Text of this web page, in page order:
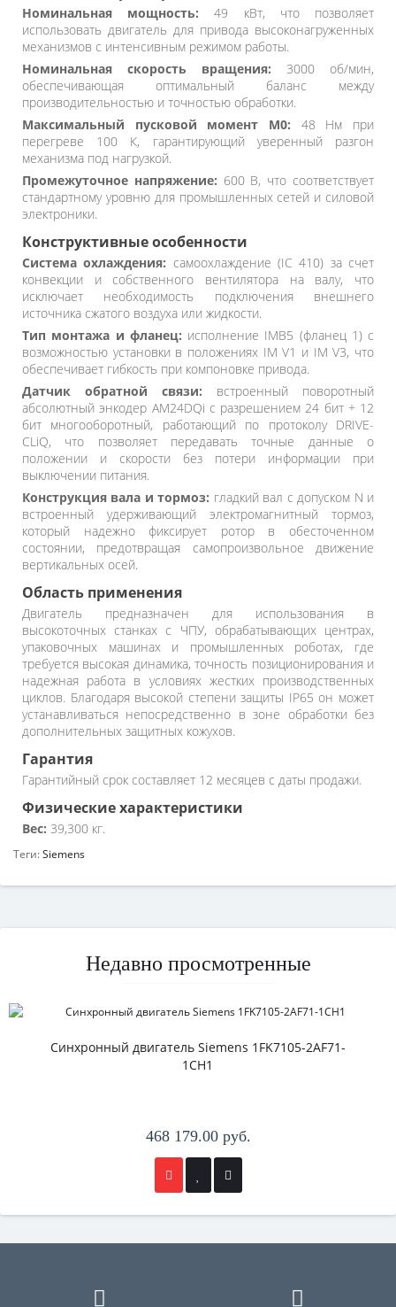
Номинальная мощность: 49 кВт, что позволяет
использовать двигатель для привода высоконагруженных
механизмов с интенсивным режимом работы.
Номинальная скорость вращения: 3000 об/мин,
обеспечивающая оптимальный баланс между
производительностью и точностью обработки.
Максимальный пусковой момент M0: 48 Нм при
перегреве 100 К, гарантирующий уверенный разгон
механизма под нагрузкой.
Промежуточное напряжение: 600 В, что соответствует
стандартному уровню для промышленных сетей и силовой
электроники.
Конструктивные особенности
Система охлаждения: самоохлаждение (IC 410) за счет
конвекции и собственного вентилятора на валу, что
исключает необходимость подключения внешнего
источника сжатого воздуха или жидкости.
Тип монтажа и фланец: исполнение IMB5 (фланец 1) с
возможностью установки в положениях IM V1 и IM V3, что
обеспечивает гибкость при компоновке привода.
Датчик обратной связи: встроенный поворотный
абсолютный энкодер AM24DQi с разрешением 24 бит + 12
бит многооборотный, работающий по протоколу DRIVE-
CLiQ, что позволяет передавать точные данные о
положении и скорости без потери информации при
выключении питания.
Конструкция вала и тормоз: гладкий вал с допуском N и
встроенный удерживающий электромагнитный тормоз,
который надежно фиксирует ротор в обесточенном
состоянии, предотвращая самопроизвольное движение
вертикальных осей.
Область применения
Двигатель предназначен для использования в
высокоточных станках с ЧПУ, обрабатывающих центрах,
упаковочных машинах и промышленных роботах, где
требуется высокая динамика, точность позиционирования и
надежная работа в условиях жестких производственных
циклов. Благодаря высокой степени защиты IP65 он может
устанавливаться непосредственно в зоне обработки без
дополнительных защитных кожухов.
Гарантия
Гарантийный срок составляет 12 месяцев с даты продажи.
Физические характеристики
Вес: 39,300 кг.
Теги:Siemens
Недавно просмотренные
Синхронный двигатель Siemens 1FK7105-2AF71-
1CH1
468 179.00 руб.